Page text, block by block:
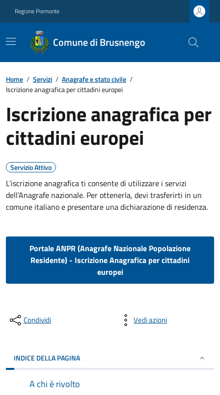
Regione Piemonte
Comune di Brusnengo
Home / Servizi / Anagrafe e stato civile /
Iscrizione anagrafica per cittadini europei
Iscrizione anagrafica per
cittadini europei
Servizio Attivo
L’iscrizione anagrafica ti consente di utilizzare i servizi
dell’Anagrafe nazionale. Per ottenerla, devi trasferirti in un
comune italiano e presentare una dichiarazione di residenza.
Portale ANPR (Anagrafe Nazionale Popolazione
Residente) - Iscrizione Anagrafica per cittadini
europei
Condividi Vedi azioni
INDICE DELLA PAGINA
A chi è rivolto